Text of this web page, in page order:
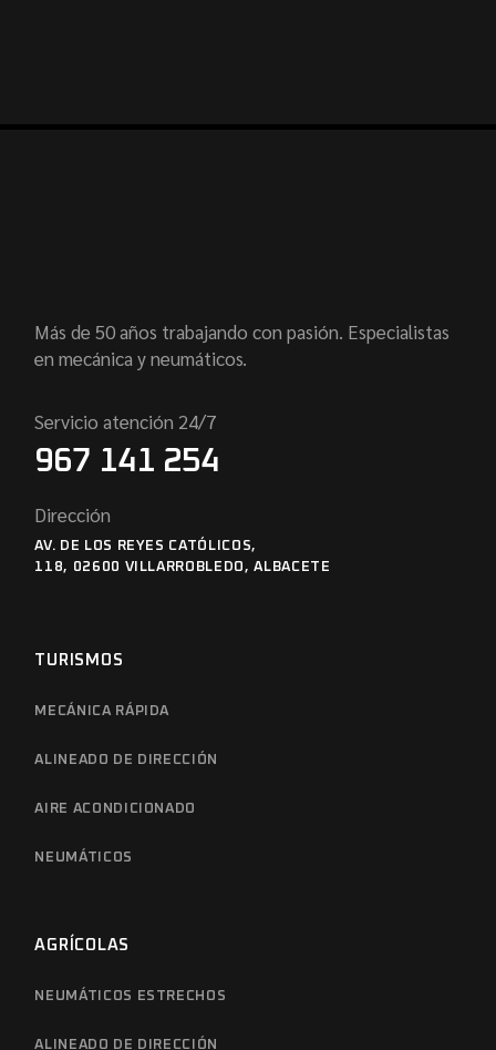
Más de 50 años trabajando con pasión. Especialistas
en mecánica y neumáticos.
Servicio atención 24/7
967 141 254
Dirección
AV. DE LOS REYES CATÓLICOS,
118, 02600 VILLARROBLEDO, ALBACETE
TURISMOS
MECÁNICA RÁPIDA
ALINEADO DE DIRECCIÓN
AIRE ACONDICIONADO
NEUMÁTICOS
AGRÍCOLAS
NEUMÁTICOS ESTRECHOS
ALINEADO DE DIRECCIÓN